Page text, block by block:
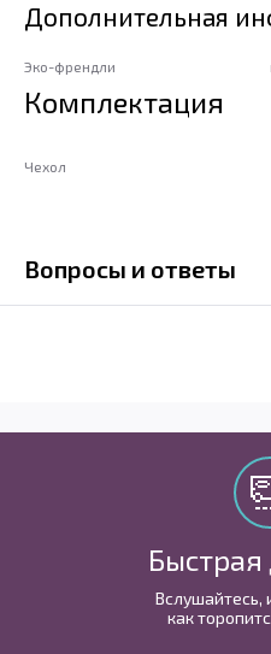
Дополнительная
Эко-френдли
Комплектация
Чехол
Вопросы и ответы
Быстрая
Вслушайтесь,
как